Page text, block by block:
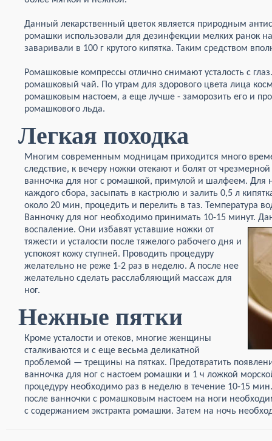
Данный лекарственный цветок является природным
ромашки использовали для дезинфекции мелких ранок
заваривали в 100 г крутого кипятка. Таким средством
Ромашковые компрессы отлично снимают усталость с
ромашковый чай. По утрам для здорового цвета лица
ромашковым настоем, а еще лучше - заморозить его и
ромашкового льда.
Легкая походка
Многим современным модницам приходится много
следствие, к вечеру ножки отекают и болят от
ванночка для ног с ромашкой, примулой и шалфеем. Для
каждого сбора, засыпать в кастрюлю и залить 0,5 л
около 20 мин, процедить и перелить в таз. Температура
Ванночку для ног необходимо принимать 10-15 минут.
воспаление. Они избавят уставшие ножки от
тяжести и усталости после тяжелого рабочего дня и
успокоят кожу ступней. Проводить процедуру
желательно не реже 1-2 раз в неделю. А после нее
желательно сделать расслабляющий массаж для
ног.
Нежные пятки
Кроме усталости и отеков, многие женщины
сталкиваются и с еще весьма деликатной
проблемой — трещины на пятках. Предотвратить
ванночка для ног с настоем ромашки и 1 ч ложкой
процедуру необходимо раз в неделю в течение 10-15
после ванночки с ромашковым настоем на ноги
с содержанием экстракта ромашки. Затем на ночь